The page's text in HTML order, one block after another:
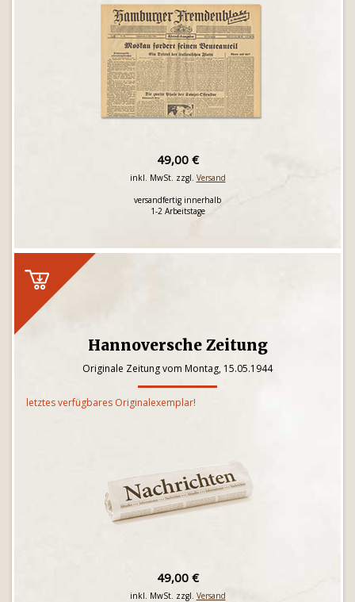
49,00 €
inkl. MwSt. zzgl. Versand
versandfertig innerhalb
1-2 Arbeitstage
Hannoversche Zeitung
Originale Zeitung vom Montag, 15.05.1944
letztes verfügbares Originalexemplar!
49,00 €
inkl. MwSt. zzgl. Versand